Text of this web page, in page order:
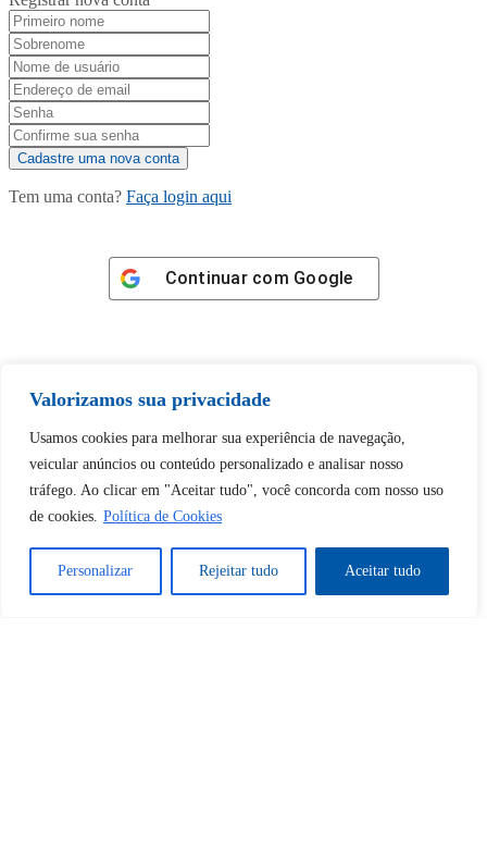
Valorizamos sua privacidade
Usamos cookies para melhorar sua experiência de navegação,
veicular anúncios ou conteúdo personalizado e analisar nosso
tráfego. Ao clicar em "Aceitar tudo", você concorda com nosso uso
de cookies. Política de Cookies
Personalizar Rejeitar tudo Aceitar tudo
Tem uma conta? Faça login aqui
Continuar com Google
Tem certeza de que deseja
desbloquear esta publicação?
Desbloquear esquerda : 0